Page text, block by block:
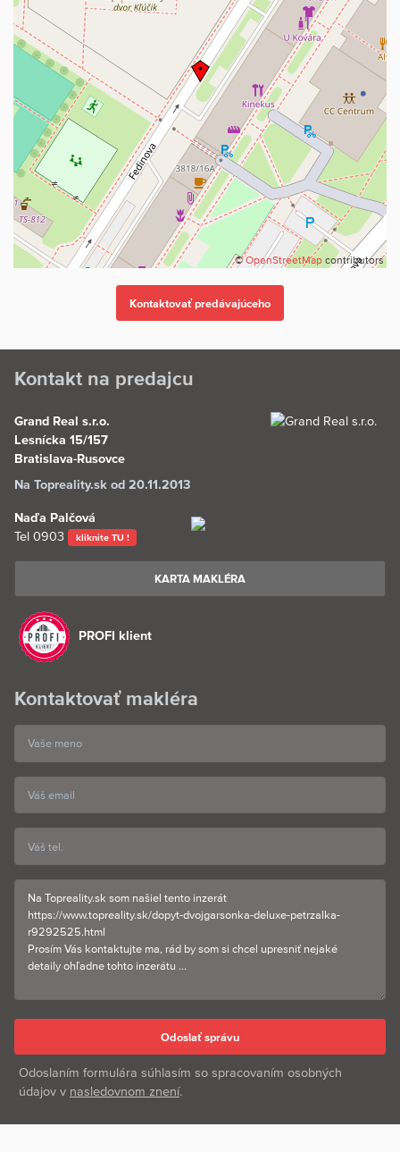
©OpenStreetMap contributors
Kontakt na predajcu
Grand Real s.r.o.
Lesnícka 15/157
Bratislava-Rusovce
Na Topreality.sk od 20.11.2013
Naďa Palčová
Tel 0903 kliknite TU !
KARTA MAKLÉRA
PROFI klient
Kontaktovať makléra
Odoslaním formulára súhlasím so spracovaním osobných
údajov v nasledovnom znení.